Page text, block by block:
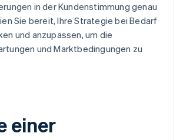
in der Kundenstimmung genau
Sie bereit, Ihre Strategie bei Bedarf
und anzupassen, um die
und Marktbedingungen zu
einer